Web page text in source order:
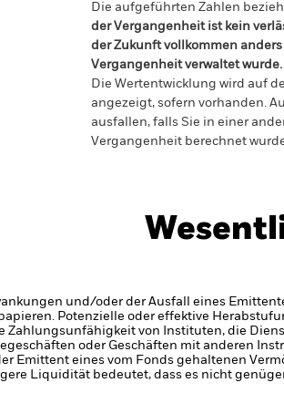
Die aufgeführten Zahlen
der Vergangenheit ist kein
der Zukunft vollkommen
Vergangenheit verwaltet wurde.
Die Wertentwicklung wird auf
angezeigt, sofern vorhanden.
ausfallen, falls Sie in einer
Vergangenheit berechnet
und/oder der Ausfall eines
Potenzielle oder effektive
Zahlungsunfähigkeit von Instituten, die
oder Geschäften mit anderen
Emittent eines vom Fonds gehaltenen
Liquidität bedeutet, dass es nicht